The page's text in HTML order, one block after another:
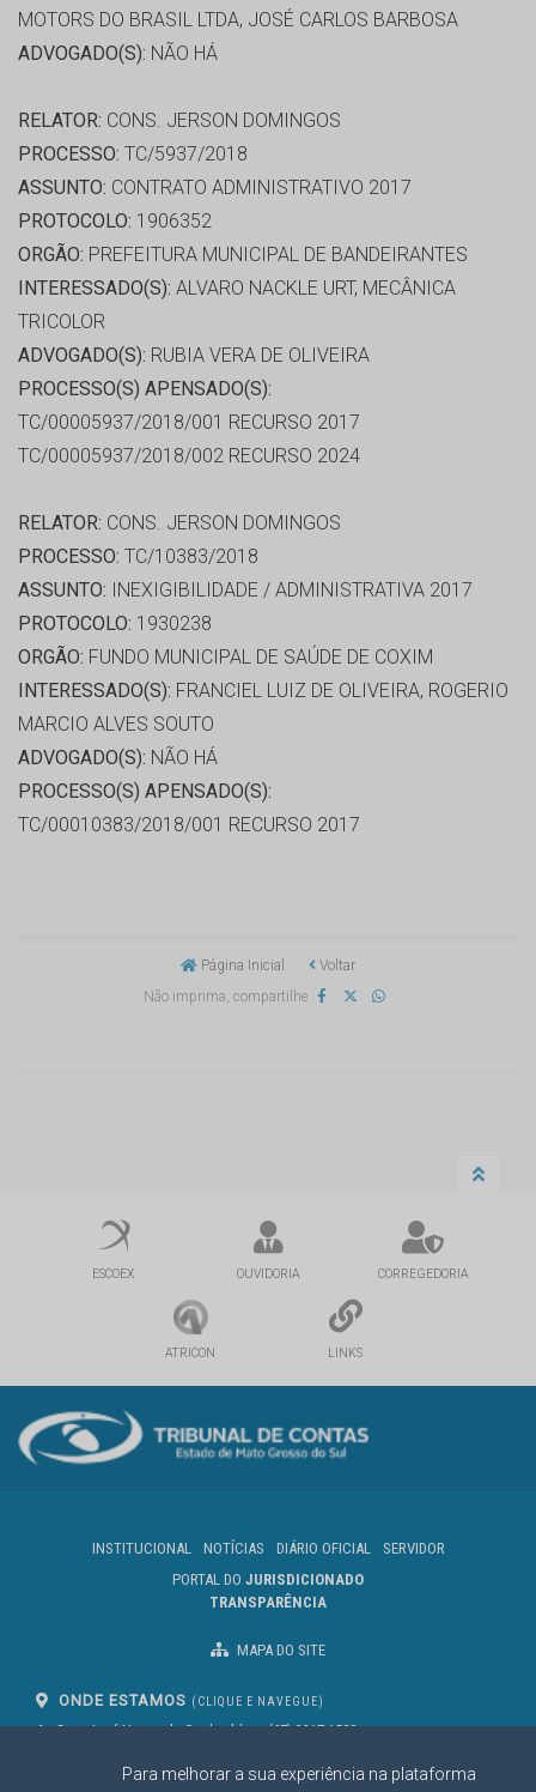
Para melhorar a sua experiência na plataforma
MOTORS DO BRASIL LTDA, JOSÉ CARLOS BARBOSA
ADVOGADO(S): NÃO HÁ
RELATOR: CONS. JERSON DOMINGOS
PROCESSO: TC/5937/2018
ASSUNTO: CONTRATO ADMINISTRATIVO 2017
PROTOCOLO: 1906352
ORGÃO: PREFEITURA MUNICIPAL DE BANDEIRANTES
INTERESSADO(S): ALVARO NACKLE URT, MECÂNICA
TRICOLOR
ADVOGADO(S): RUBIA VERA DE OLIVEIRA
PROCESSO(S) APENSADO(S):
TC/00005937/2018/001 RECURSO 2017
TC/00005937/2018/002 RECURSO 2024
RELATOR: CONS. JERSON DOMINGOS
PROCESSO: TC/10383/2018
ASSUNTO: INEXIGIBILIDADE / ADMINISTRATIVA 2017
PROTOCOLO: 1930238
ORGÃO: FUNDO MUNICIPAL DE SAÚDE DE COXIM
INTERESSADO(S): FRANCIEL LUIZ DE OLIVEIRA, ROGERIO
MARCIO ALVES SOUTO
ADVOGADO(S): NÃO HÁ
PROCESSO(S) APENSADO(S):
TC/00010383/2018/001 RECURSO 2017
Página Inicial
Voltar
Não imprima, compartilhe
ESCOEX OUVIDORIA CORREGEDORIA
ATRICON LINKS
INSTITUCIONAL NOTÍCIAS DIÁRIO OFICIAL
SERVIDOR
PORTAL DO JURISDICIONADO
TRANSPARÊNCIA
MAPA DO SITE
ONDE ESTAMOS (CLIQUE E NAVEGUE)
Av. Des. José Nunes da Cunha, bloco
Campo Grande/MS
(67) 3317-1500